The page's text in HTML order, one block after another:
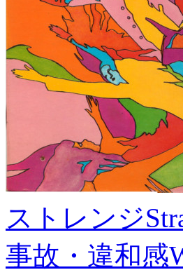
ストレンジ
事故・違和感